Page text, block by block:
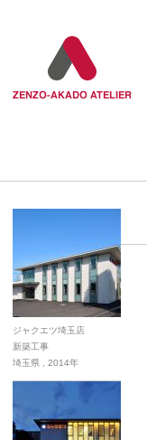
ジャクエツ埼玉店
新築工事
埼玉県
2014年